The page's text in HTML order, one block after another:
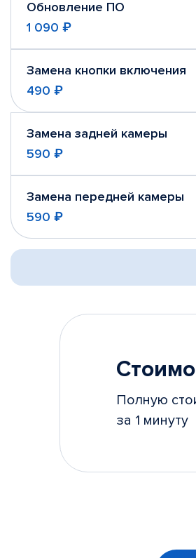
Обновление ПО
1 090 ₽
Замена кнопки включения
490 ₽
Замена задней камеры
590 ₽
Замена передней камеры
590 ₽
Полную
за 1 минуту